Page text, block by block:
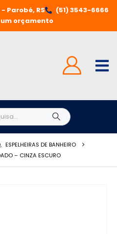
- Parobé, RS
(51) 3543-6666
orçamento
, ESPELHEIRAS DE BANHEIRO
– CINZA ESCURO